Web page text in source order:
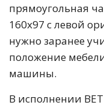
прямоугольная
160х97 с левой
нужно заранее
положение
машины.
В исполнении